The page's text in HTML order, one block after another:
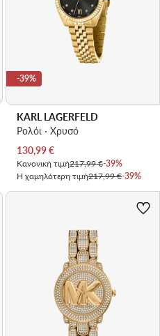
-39%
KARL LAGERFELD
Ρολόι · Χρυσό
Τρέχουσα τιμή
130,99€
Κανονική τιμή217,99 €-39%
Η χαμηλότερη τιμή217,99 €-39%